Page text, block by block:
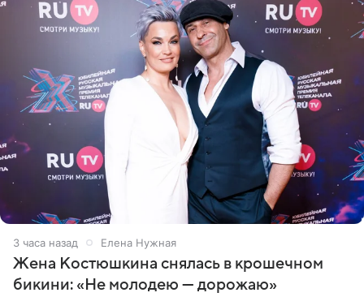
3 часа назад Елена Нужная
Жена Костюшкина снялась в крошечном
бикини: «Не молодею — дорожаю»